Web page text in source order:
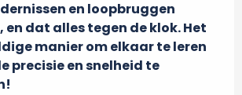
en loopbruggen
en dat alles tegen de klok. Het
manier om elkaar te leren
precisie en snelheid te